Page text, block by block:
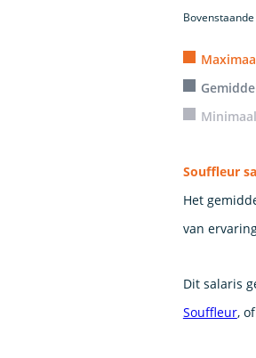
Souffleur
Het
van
Dit salaris
Souffleur, of